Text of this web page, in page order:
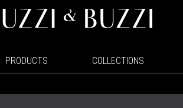
PRODUCTS COLLECTIONS